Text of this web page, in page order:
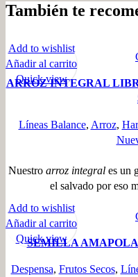
También te
ARROZ INTEGRAL
Líneas Balance, Arroz,
Nuestro arroz integral es un
el salvado por eso
Add to wishlist
Añadir al carrito
Quick view
SEMILLA AMAPOLA
Despensa, Frutos Secos,
Add to wishlist
Añadir al carrito
Quick view